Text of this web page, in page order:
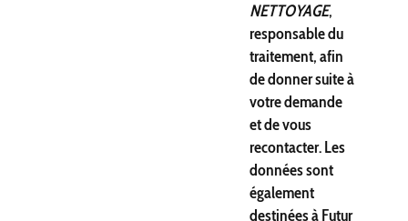
NETTOYAGE,
responsable du
traitement, afin
de donner suite à
votre demande
et de vous
recontacter. Les
données sont
également
destinées à Futur